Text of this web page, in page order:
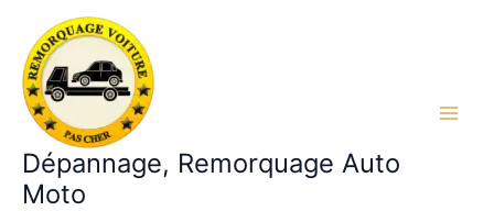
contenu
Dépannage, Remorquage Auto
Moto